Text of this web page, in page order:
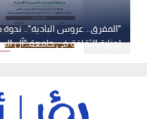
"المفرق.. عروس البادية".. ندوة
لوزارة الثقافة في جامعة "آل